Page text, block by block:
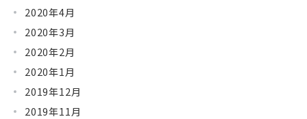
2020年4月
2020年3月
2020年2月
2020年1月
2019年12月
2019年11月